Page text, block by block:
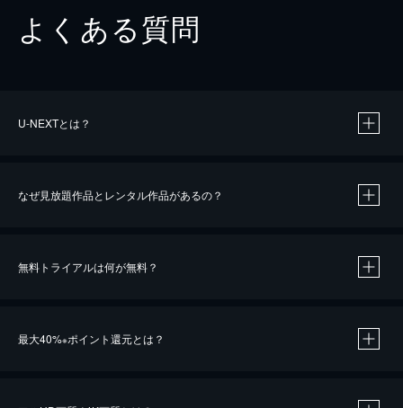
よくある質問
U-NEXTとは？
なぜ見放題作品とレンタル作品があるの？
無料トライアルは何が無料？
最大40%※ポイント還元とは？